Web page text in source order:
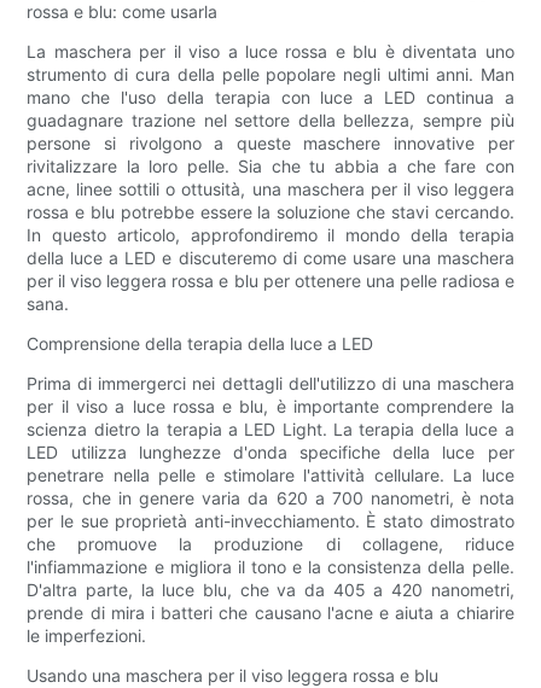
rossa e blu: come usarla
La maschera per il viso a luce rossa e blu è diventata uno
strumento di cura della pelle popolare negli ultimi anni. Man
mano che l'uso della terapia con luce a LED continua a
guadagnare trazione nel settore della bellezza, sempre più
persone si rivolgono a queste maschere innovative per
rivitalizzare la loro pelle. Sia che tu abbia a che fare con
acne, linee sottili o ottusità, una maschera per il viso leggera
rossa e blu potrebbe essere la soluzione che stavi cercando.
In questo articolo, approfondiremo il mondo della terapia
della luce a LED e discuteremo di come usare una maschera
per il viso leggera rossa e blu per ottenere una pelle radiosa e
sana.
Comprensione della terapia della luce a LED
Prima di immergerci nei dettagli dell'utilizzo di una maschera
per il viso a luce rossa e blu, è importante comprendere la
scienza dietro la terapia a LED Light. La terapia della luce a
LED utilizza lunghezze d'onda specifiche della luce per
penetrare nella pelle e stimolare l'attività cellulare. La luce
rossa, che in genere varia da 620 a 700 nanometri, è nota
per le sue proprietà anti-invecchiamento. È stato dimostrato
che promuove la produzione di collagene, riduce
l'infiammazione e migliora il tono e la consistenza della pelle.
D'altra parte, la luce blu, che va da 405 a 420 nanometri,
prende di mira i batteri che causano l'acne e aiuta a chiarire
le imperfezioni.
Usando una maschera per il viso leggera rossa e blu